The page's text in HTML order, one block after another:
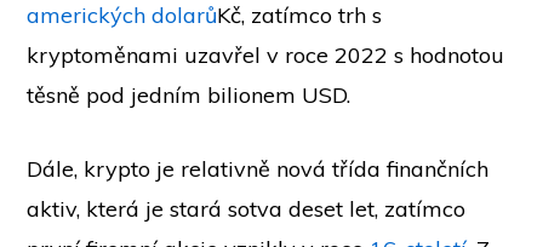
amerických dolarůKč, zatímco trh s
kryptoměnami uzavřel v roce 2022 s hodnotou
těsně pod jedním bilionem USD.
Dále, krypto je relativně nová třída finančních
aktiv, která je stará sotva deset let, zatímco